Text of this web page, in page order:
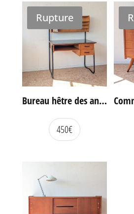
Rupture
Bureau hêtre des années 60
450€